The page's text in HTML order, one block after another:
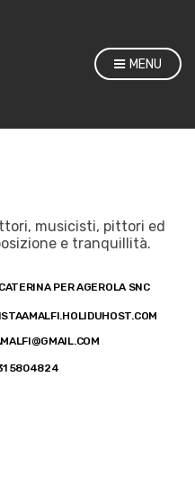
MENU
musicisti, pittori ed
e tranquillità.
PER AGEROLA SNC
5804824